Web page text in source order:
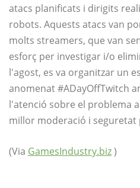
atacs planificats i dirigits
robots. Aquests atacs van
molts streamers, que van
esforç per investigar i/o
l'agost, es va organitzar un
anomenat #ADayOffTwitch
l'atenció sobre el problema
millor moderació i seguretat
(Via GamesIndustry.biz)